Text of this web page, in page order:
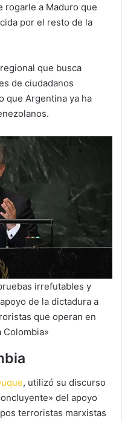
rogarle a Maduro que
por el resto de la
que busca
de ciudadanos
que Argentina ya ha
irrefutables y
de la dictadura a
que operan en
Colombia»
, utilizó su discurso
del apoyo
terroristas marxistas